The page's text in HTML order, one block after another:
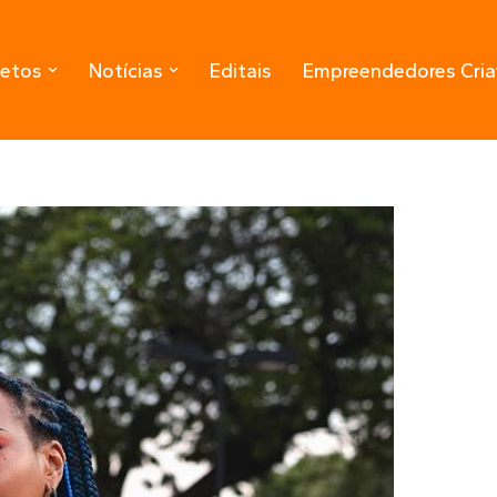
Notícias Editais Empreendedores